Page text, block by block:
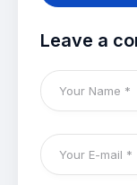
Leave a